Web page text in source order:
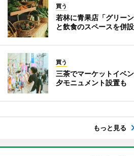
買う
若林に青果店「グリー
と飲食のスペースを併設
買う
三茶でマーケットイベ
夕モニュメント設置も
もっと見る